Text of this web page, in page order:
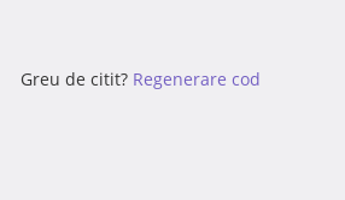
Greu de citit? Regenerare cod